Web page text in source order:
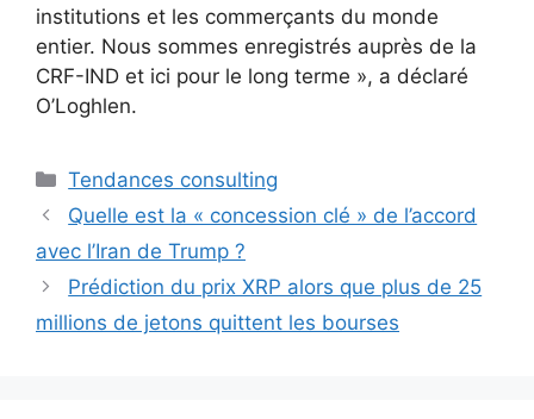
institutions et les commerçants du monde
entier. Nous sommes enregistrés auprès de la
CRF-IND et ici pour le long terme », a déclaré
O’Loghlen.
Catégories
Tendances consulting
Quelle est la « concession clé » de l’accord
avec l’Iran de Trump ?
Prédiction du prix XRP alors que plus de 25
millions de jetons quittent les bourses